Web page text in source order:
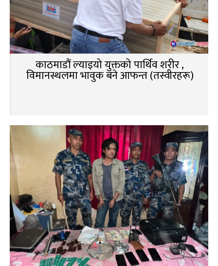
काठमाडौं ल्याइयो युक्तको पार्थिव शरीर ,
विमानस्थलमा भावुक बने आफन्त (तस्वीरहरू)